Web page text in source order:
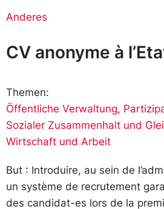
Anderes
CV anonyme à
Themen:
Öffentliche Verwaltung,
Sozialer Zusammenhalt und
Wirtschaft und Arbeit
But : Introduire, au sein de
un système de recrutement
des candidat-es lors de la